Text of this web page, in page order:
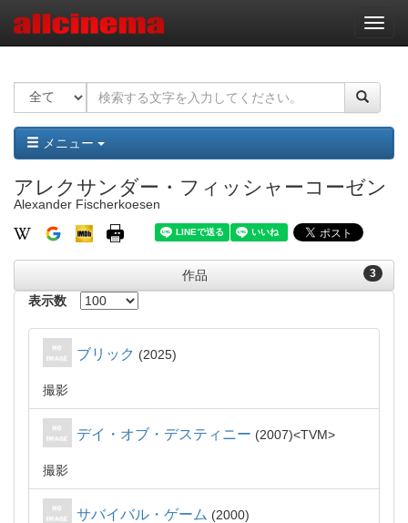
ナ
ビ
ー
ョ
ン
メニュー
アレクサンダー・フィッシャーコーゼン
Alexander Fischerkoesen
3
作品
表示数
ブリック 2025
撮影
デイ・オブ・デスティニー 2007 TVM
撮影
サバイバル・ゲーム 2000